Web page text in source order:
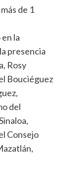
de 1
la
presencia
Rosy
Bouciéguez
del
Consejo